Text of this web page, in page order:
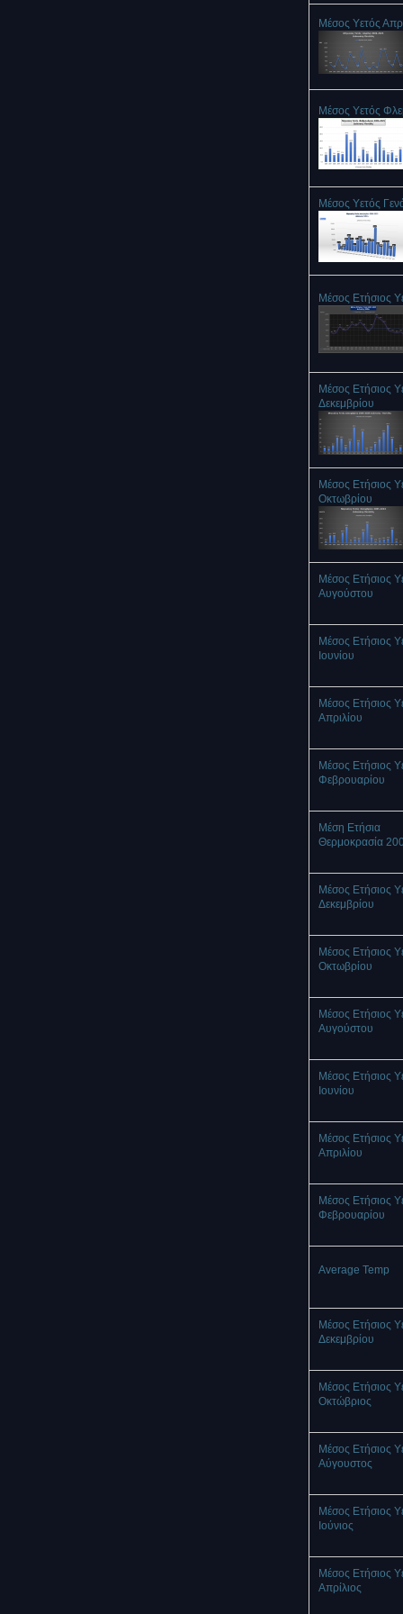
Μέσος Υετός
Μέσος Υετός
Μέσος Υετός
Μέσος Ετήσιος
Μέσος Ετήσιος
Δεκεμβρίου
Μέσος Ετήσιος
Οκτωβρίου
Μέσος Ετήσιος
Αυγούστου
Μέσος Ετήσιος
Ιουνίου
Μέσος Ετήσιος
Απριλίου
Μέσος Ετήσιος
Φεβρουαρίου
Μέση Ετήσια
Θερμοκρασία
Μέσος Ετήσιος
Δεκεμβρίου
Μέσος Ετήσιος
Οκτωβρίου
Μέσος Ετήσιος
Αυγούστου
Μέσος Ετήσιος
Ιουνίου
Μέσος Ετήσιος
Απριλίου
Μέσος Ετήσιος
Φεβρουαρίου
Average Temp
Μέσος Ετήσιος
Δεκεμβρίου
Μέσος Ετήσιος
Οκτώβριος
Μέσος Ετήσιος
Αύγουστος
Μέσος Ετήσιος
Ιούνιος
Μέσος Ετήσιος
Απρίλιος